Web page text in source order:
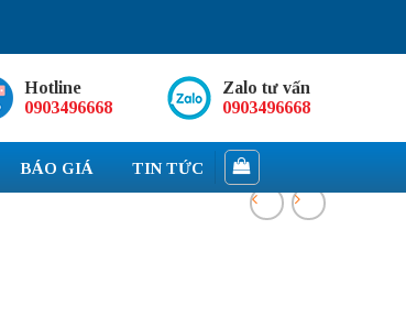
Hotline
0903496668
Zalo tư vấn
0903496668
BÁO GIÁ TIN TỨC